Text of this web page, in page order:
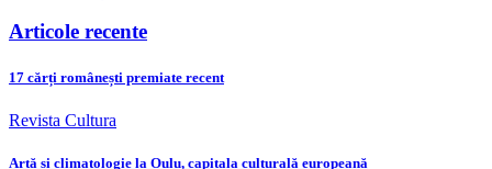
Articole recente
17 cărți românești premiate recent
Revista Cultura
Artă și climatologie la Oulu, capitala culturală europeană